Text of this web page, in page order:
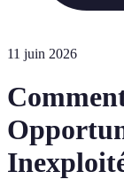
11 juin 2026